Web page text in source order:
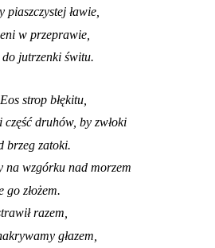
piaszczystej ławie,
w przeprawie,
do jutrzenki świtu.
strop błękitu,
druhów, by zwłoki
brzeg zatoki.
na wzgórku nad morzem
go złożem.
razem,
głazem,